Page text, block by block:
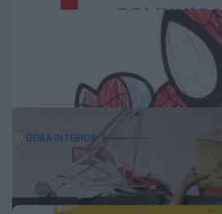
BEIRA INTERIOR
Município de
para tentativa de
de...